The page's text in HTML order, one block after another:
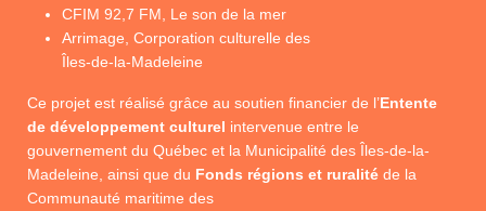
CFIM 92,7 FM, Le son de la mer
Arrimage, Corporation culturelle des
Îles-de-la-Madeleine
Ce projet est réalisé grâce au soutien financier de l’Entente
de développement culturel intervenue entre le
gouvernement du Québec et la Municipalité des Îles-de-la-
Madeleine, ainsi que du Fonds régions et ruralité de la
Communauté maritime des